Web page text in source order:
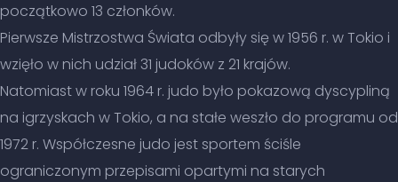
początkowo 13 członków.
Pierwsze Mistrzostwa Świata odbyły się w 1956 r. w Tokio i
wzięło w nich udział 31 judoków z 21 krajów.
Natomiast w roku 1964 r. judo było pokazową dyscypliną
na igrzyskach w Tokio, a na stałe weszło do programu od
1972 r. Współczesne judo jest sportem ściśle
ograniczonym przepisami opartymi na starych